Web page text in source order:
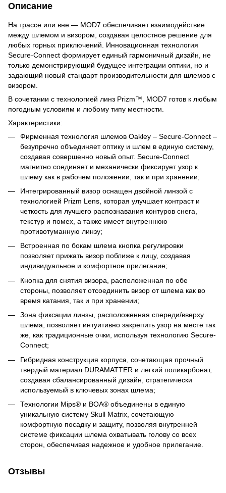
Описание
На трассе или вне — MOD7 обеспечивает взаимодействие
между шлемом и визором, создавая целостное решение для
любых горных приключений. Инновационная технология
Secure-Connect формирует единый гармоничный дизайн, не
только демонстрирующий будущее интеграции оптики, но и
задающий новый стандарт производительности для шлемов с
визором.
В сочетании с технологией линз Prizm™, MOD7 готов к любым
погодным условиям и любому типу местности.
Характеристики:
Фирменная технология шлемов Oakley – Secure-Connect –
безупречно объединяет оптику и шлем в единую систему,
создавая совершенно новый опыт. Secure-Connect
магнитно соединяет и механически фиксирует узор к
шлему как в рабочем положении, так и при хранении;
Интегрированный визор оснащен двойной линзой с
технологией Prizm Lens, которая улучшает контраст и
четкость для лучшего распознавания контуров снега,
текстур и помех, а также имеет внутреннюю
противотуманную линзу;
Встроенная по бокам шлема кнопка регулировки
позволяет прижать визор поближе к лицу, создавая
индивидуальное и комфортное прилегание;
Кнопка для снятия визора, расположенная по обе
стороны, позволяет отсоединить визор от шлема как во
время катания, так и при хранении;
Зона фиксации линзы, расположенная спереди/вверху
шлема, позволяет интуитивно закрепить узор на месте так
же, как традиционные очки, используя технологию Secure-
Connect;
Гибридная конструкция корпуса, сочетающая прочный
твердый материал DURAMATTER и легкий поликарбонат,
создавая сбалансированный дизайн, стратегически
используемый в ключевых зонах шлема;
Технологии Mips® и BOA® объединены в единую
уникальную систему Skull Matrix, сочетающую
комфортную посадку и защиту, позволяя внутренней
системе фиксации шлема охватывать голову со всех
сторон, обеспечивая надежное и удобное прилегание.
Отзывы